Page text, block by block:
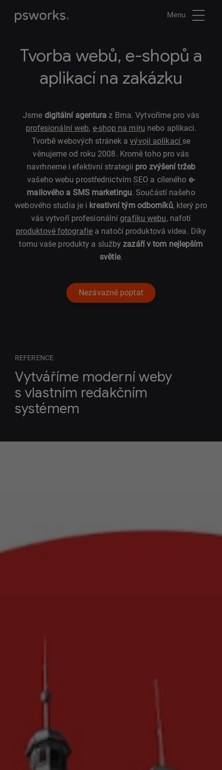
Menu
Tvorba webů, e-shopů a
aplikací na zakázku
Jsme digitální agentura z Brna. Vytvoříme pro vás
profesionální web, e-shop na míru nebo aplikaci.
Tvorbě webových stránek avývoji aplikací se
věnujeme od roku 2008. Kromě toho pro vás
navrhneme i efektivní strategii pro zvýšení tržeb
vašeho webu prostřednictvím SEO a cíleného e-
mailového a SMS marketingu. Součástí našeho
webového studia je i kreativní tým odborníků, který pro
vás vytvoří profesionálnígrafiku webu, nafotí
produktové fotografiea natočí produktová videa. Díky
tomu vaše produkty a službyzazáří v tom nejlepším
světle.
Nezávazně poptat
REFERENCE
Vytváříme moderní weby
s vlastním redakčním
systémem